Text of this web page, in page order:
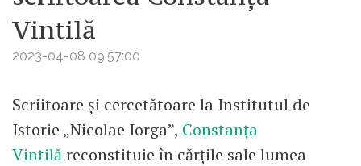
Vintilă
2023-04-08 09:57:00
Scriitoare și cercetătoare la Institutul de
Istorie „Nicolae Iorga”, Constanța
Vintilăreconstituie în cărțile sale lumea